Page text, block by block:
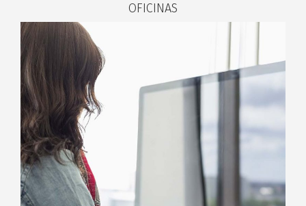
OFICINAS